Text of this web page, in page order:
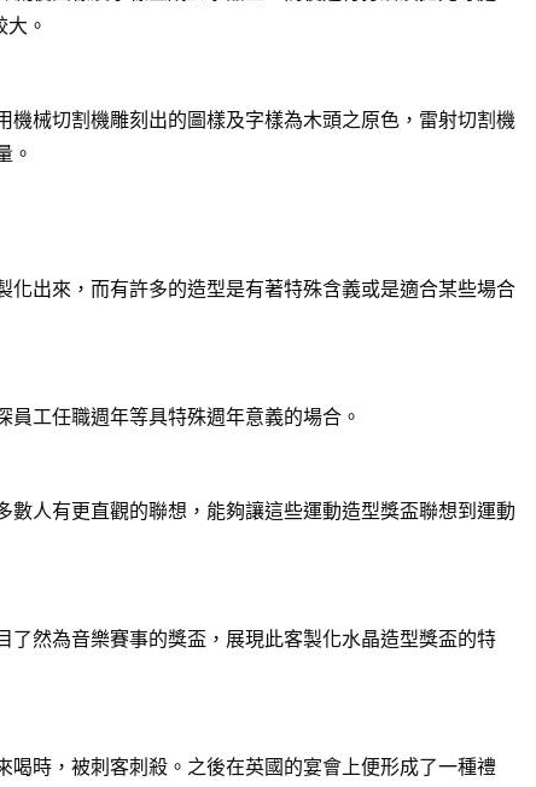
。
械切割機雕刻出的圖樣及字樣為木頭之原色，雷射切割機
。
出來，而有許多的造型是有著特殊含義或是適合某些場合
工任職週年等具特殊週年意義的場合。
人有更直觀的聯想，能夠讓這些運動造型獎盃聯想到運動
然為音樂賽事的獎盃，展現此客製化水晶造型獎盃的特
時，被刺客刺殺。之後在英國的宴會上便形成了一種禮